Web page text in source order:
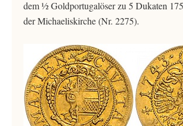
dem ½ Goldportugalöser zu 5 Dukaten
der Michaeliskirche (Nr. 2275).